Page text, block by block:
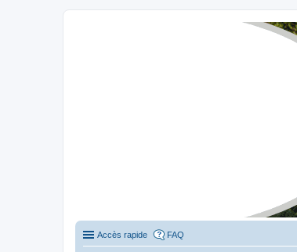
Stylevan - Vans aménagés
Accès rapide FAQ